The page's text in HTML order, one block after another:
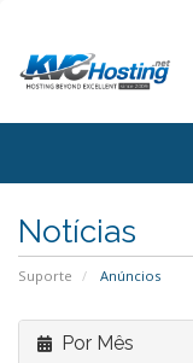
Notícias
Suporte Anúncios
Por Mês